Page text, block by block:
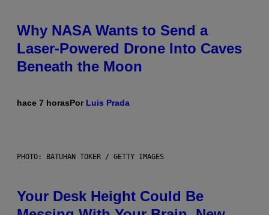
Why NASA Wants to Send a
Laser-Powered Drone Into Caves
Beneath the Moon
hace 7 horasPor Luis Prada
PHOTO: BATUHAN TOKER / GETTY IMAGES
Your Desk Height Could Be